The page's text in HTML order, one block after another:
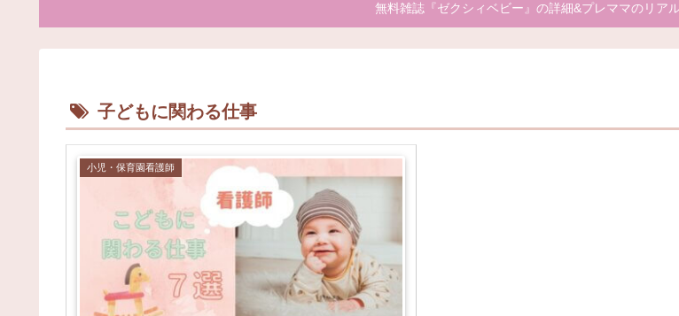
無料雑誌『ゼクシィベビー』の詳細&プレママのリア
子どもに関わる仕事
小児・保育園看護師